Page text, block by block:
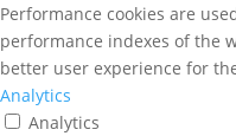
Performance cookies are
performance indexes of the
better user experience for
Analytics
Analytics